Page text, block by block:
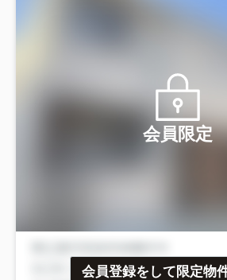
会員限定
会員登録をして限定物